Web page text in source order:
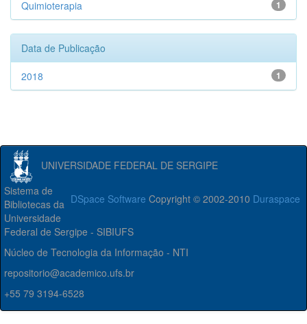
1
Quimioterapia
Data de Publicação
1
2018
UNIVERSIDADE FEDERAL DE SERGIPE
DSpace Software Copyright © 2002-2010 Duraspace
Sistema de
Bibliotecas da
Universidade
Federal de Sergipe - SIBIUFS
Núcleo de Tecnologia da Informação - NTI
repositorio@academico.ufs.br
+55 79 3194-6528